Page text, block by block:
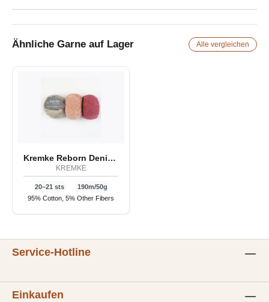
Ähnliche Garne auf Lager Alle vergleichen
Kremke Reborn Denim COLORI
KREMKE
20–21 sts
190m/50g
95% Cotton, 5% Other Fibers
Service-Hotline
Einkaufen